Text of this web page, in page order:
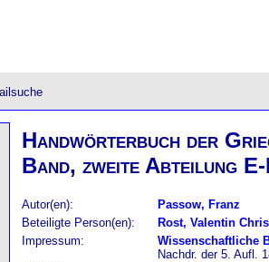
Handwörterbuch der
Band, zweite Abteilung
Autor(en):
Passow, Franz
Beteiligte Person(en):
Rost, Valentin
Impressum:
Wissenschaftliche
Nachdr. der 5. Aufl.